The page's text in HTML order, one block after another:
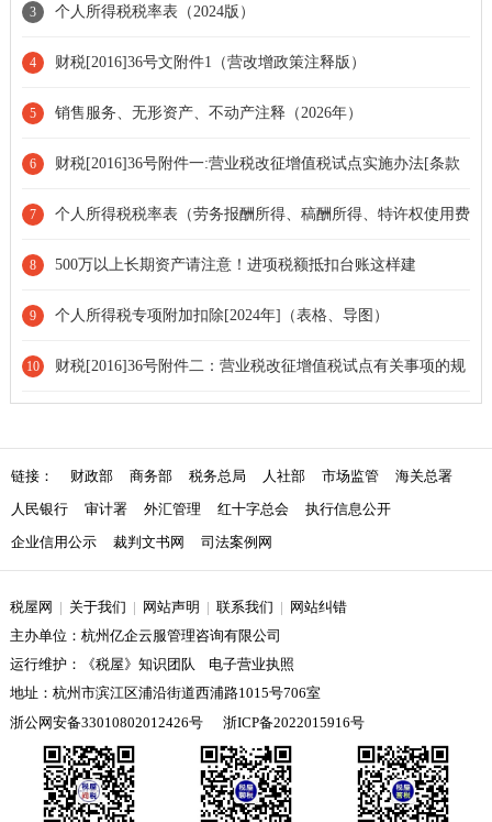
3 个人所得税税率表（2024版）
4 财税[2016]36号文附件1（营改增政策注释版）
5 销售服务、无形资产、不动产注释（2026年）
6 财税[2016]36号附件一:营业税改征增值税试点实施办法[条款
失效]
7 个人所得税税率表（劳务报酬所得、稿酬所得、特许权使用费
所得 2024年）
8 500万以上长期资产请注意！进项税额抵扣台账这样建
9 个人所得税专项附加扣除[2024年]（表格、导图）
10 财税[2016]36号附件二：营业税改征增值税试点有关事项的规
链接： 财政部 商务部 税务总局 人社部 市场监管
海关总署
人民银行
审计署 外汇管理 红十字总会
执行信息公开
企业信用公示
裁判文书网 司法案例网
税屋网 | 关于我们 | 网站声明 | 联系我们 | 网站纠错
主办单位：杭州亿企云服管理咨询有限公司
运行维护：《税屋》知识团队 电子营业执照
地址：杭州市滨江区浦沿街道西浦路1015号706室
浙公网安备33010802012426号
浙ICP备2022015916号